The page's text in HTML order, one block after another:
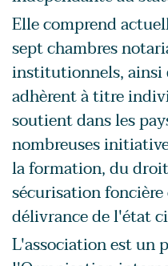
Elle comprend
sept chambres
institutionnels, ainsi
adhèrent à titre
soutient dans les
nombreuses
la formation, du
sécurisation
délivrance de l'état
L'association est un